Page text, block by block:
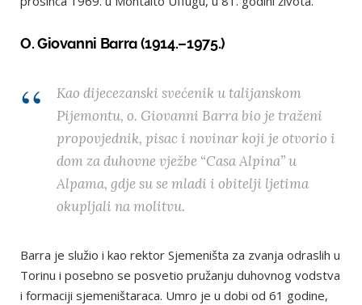
O. Giovanni Barra(1914.–1975.)
Kao dijecezanski svećenik u talijanskom
Pijemontu, o. Giovanni Barra bio je traženi
propovjednik, pisac i novinar koji je otvorio i
dom za duhovne vježbe “Casa Alpina” u
Alpama, gdje su se mladi i obitelji ljetima
okupljali na molitvu.
Barra je služio i kao rektor Sjemeništa za zvanja odraslih u
Torinu i posebno se posvetio pružanju duhovnog vodstva
i formaciji sjemeništaraca. Umro je u dobi od 61 godine,